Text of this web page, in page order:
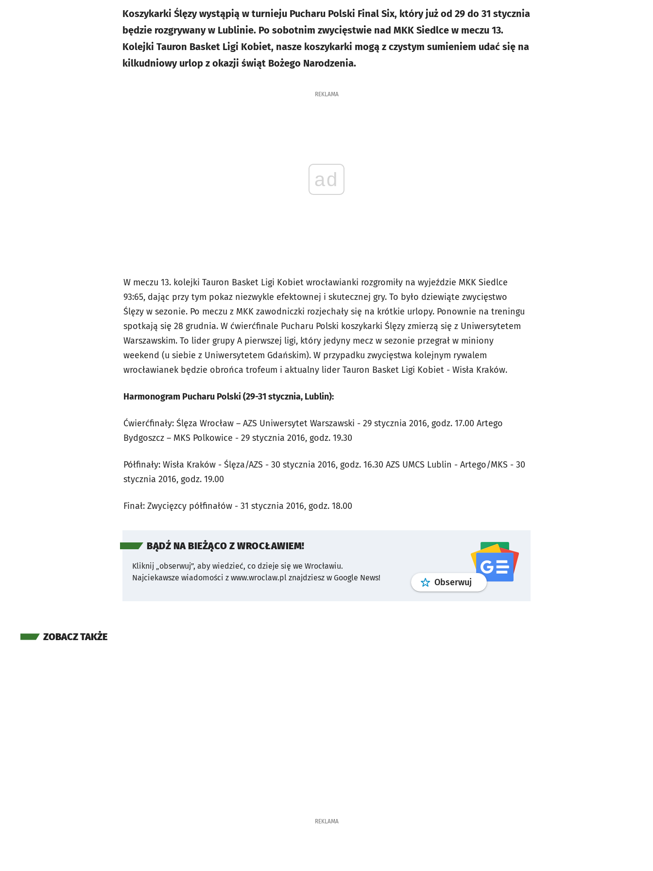
Koszykarki Ślęzy wystąpią w turnieju Pucharu Polski Final Six, który już od 29 do 31 stycznia
będzie rozgrywany w Lublinie. Po sobotnim zwycięstwie nad MKK Siedlce w meczu 13.
Kolejki Tauron Basket Ligi Kobiet, nasze koszykarki mogą z czystym sumieniem udać się na
kilkudniowy urlop z okazji świąt Bożego Narodzenia.
REKLAMA
ad
W meczu 13. kolejki Tauron Basket Ligi Kobiet wrocławianki rozgromiły na wyjeździe MKK Siedlce
93:65, dając przy tym pokaz niezwykle efektownej i skutecznej gry. To było dziewiąte zwycięstwo
Ślęzy w sezonie. Po meczu z MKK zawodniczki rozjechały się na krótkie urlopy. Ponownie na treningu
spotkają się 28 grudnia. W ćwierćfinale Pucharu Polski koszykarki Ślęzy zmierzą się z Uniwersytetem
Warszawskim. To lider grupy A pierwszej ligi, który jedyny mecz w sezonie przegrał w miniony
weekend (u siebie z Uniwersytetem Gdańskim). W przypadku zwycięstwa kolejnym rywalem
wrocławianek będzie obrońca trofeum i aktualny lider Tauron Basket Ligi Kobiet - Wisła Kraków.
Harmonogram Pucharu Polski (29-31 stycznia, Lublin):
Ćwierćfinały: Ślęza Wrocław – AZS Uniwersytet Warszawski - 29 stycznia 2016, godz. 17.00 Artego
Bydgoszcz – MKS Polkowice - 29 stycznia 2016, godz. 19.30
Półfinały: Wisła Kraków - Ślęza/AZS - 30 stycznia 2016, godz. 16.30 AZS UMCS Lublin - Artego/MKS - 30
stycznia 2016, godz. 19.00
Finał: Zwycięzcy półfinałów - 31 stycznia 2016, godz. 18.00
BĄDŹ NA BIEŻĄCO Z WROCŁAWIEM!
Kliknij „obserwuj”, aby wiedzieć, co dzieje się we Wrocławiu.
Najciekawsze wiadomości z www.wroclaw.pl znajdziesz w Google News!
Obserwuj profilgoogle news
ZOBACZ TAKŻE
REKLAMA